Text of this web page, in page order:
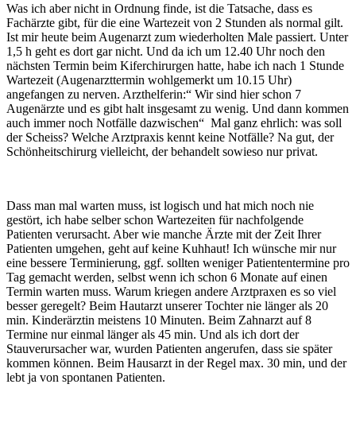
Was ich aber nicht in Ordnung finde, ist die Tatsache, dass es
Fachärzte gibt, für die eine Wartezeit von 2 Stunden als normal gilt.
Ist mir heute beim Augenarzt zum wiederholten Male passiert. Unter
1,5 h geht es dort gar nicht. Und da ich um 12.40 Uhr noch den
nächsten Termin beim Kiferchirurgen hatte, habe ich nach 1 Stunde
Wartezeit (Augenarzttermin wohlgemerkt um 10.15 Uhr)
angefangen zu nerven. Arzthelferin:“ Wir sind hier schon 7
Augenärzte und es gibt halt insgesamt zu wenig. Und dann kommen
auch immer noch Notfälle dazwischen“ Mal ganz ehrlich: was soll
der Scheiss? Welche Arztpraxis kennt keine Notfälle? Na gut, der
Schönheitschirurg vielleicht, der behandelt sowieso nur privat.
Dass man mal warten muss, ist logisch und hat mich noch nie
gestört, ich habe selber schon Wartezeiten für nachfolgende
Patienten verursacht. Aber wie manche Ärzte mit der Zeit Ihrer
Patienten umgehen, geht auf keine Kuhhaut! Ich wünsche mir nur
eine bessere Terminierung, ggf. sollten weniger Patiententermine pro
Tag gemacht werden, selbst wenn ich schon 6 Monate auf einen
Termin warten muss. Warum kriegen andere Arztpraxen es so viel
besser geregelt? Beim Hautarzt unserer Tochter nie länger als 20
min. Kinderärztin meistens 10 Minuten. Beim Zahnarzt auf 8
Termine nur einmal länger als 45 min. Und als ich dort der
Stauverursacher war, wurden Patienten angerufen, dass sie später
kommen können. Beim Hausarzt in der Regel max. 30 min, und der
lebt ja von spontanen Patienten.